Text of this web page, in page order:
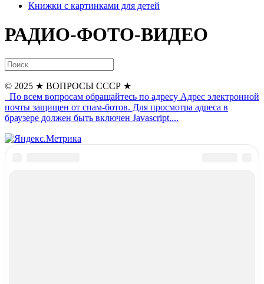
Книжки с картинками для детей
РАДИО-ФОТО-ВИДЕО
© 2025 ★ ВОПРОСЫ СССР ★
По всем вопросам обращайтесь по адресу Адрес электронной
почты защищен от спам-ботов. Для просмотра адреса в
браузере должен быть включен Javascript....